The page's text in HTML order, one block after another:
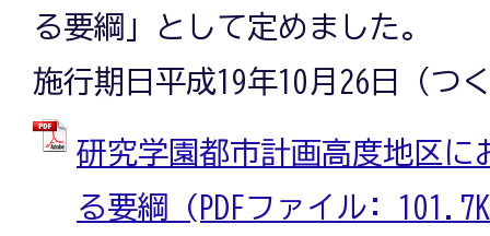
る要綱」として定めました。
施行期日平成19年10月26日（つ
研究学園都市計画高度地区に
る要綱 (PDFファイル: